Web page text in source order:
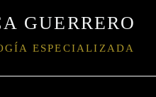
GUERRERO
ESPECIALIZADA